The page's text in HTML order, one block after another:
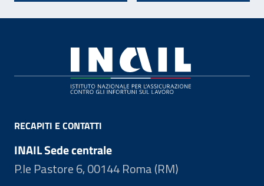
RECAPITI E CONTATTI
INAIL Sede centrale
P.le Pastore 6, 00144 Roma (RM)